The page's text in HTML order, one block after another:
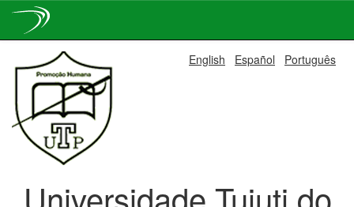
navigation
English Español Português
Universidade Tuiuti do